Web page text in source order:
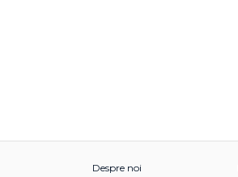
Despre noi